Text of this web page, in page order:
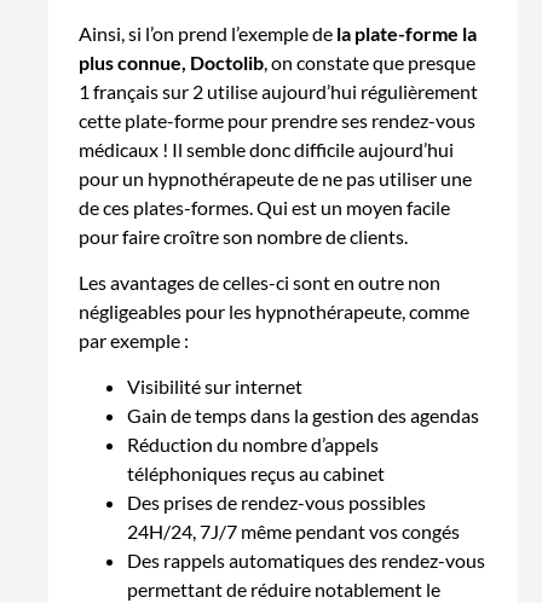
Ainsi, si l’on prend l’exemple de la plate-forme la
plus connue, Doctolib , on constate que presque
1 français sur 2 utilise aujourd’hui régulièrement
cette plate-forme pour prendre ses rendez-vous
médicaux ! Il semble donc difficile aujourd’hui
pour un hypnothérapeute de ne pas utiliser une
de ces plates-formes. Qui est un moyen facile
pour faire croître son nombre de clients.
Les avantages de celles-ci sont en outre non
négligeables pour les hypnothérapeute, comme
par exemple :
Visibilité sur internet
Gain de temps dans la gestion des agendas
Réduction du nombre d’appels
téléphoniques reçus au cabinet
Des prises de rendez-vous possibles
24H/24, 7J/7 même pendant vos congés
Des rappels automatiques des rendez-vous
permettant de réduire notablement le